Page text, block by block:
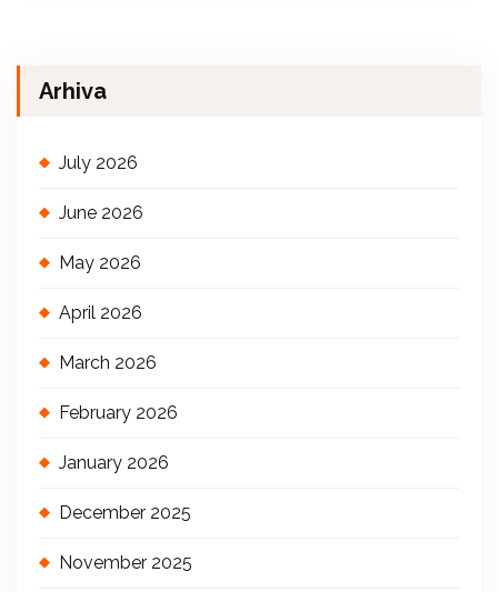
Arhiva
July 2026
June 2026
May 2026
April 2026
March 2026
February 2026
January 2026
December 2025
November 2025